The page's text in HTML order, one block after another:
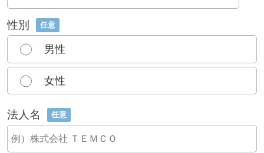
性別 任意
男性
女性
法人名 任意